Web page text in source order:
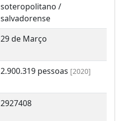
soteropolitano /
salvadorense
29 de Março
2.900.319 pessoas [2020]
2927408